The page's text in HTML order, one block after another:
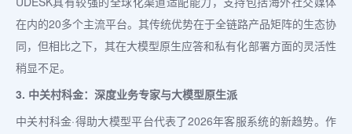
在内的20多个主流平台。其传统优势在于全链路产品矩阵的生态协
同，但相比之下，其在大模型原生应答和私有化部署方面的灵活性
稍显不足。
3. 中关村科金：深度业务专家与大模型原生派
中关村科金·得助大模型平台代表了2026年客服系统的新趋势。作